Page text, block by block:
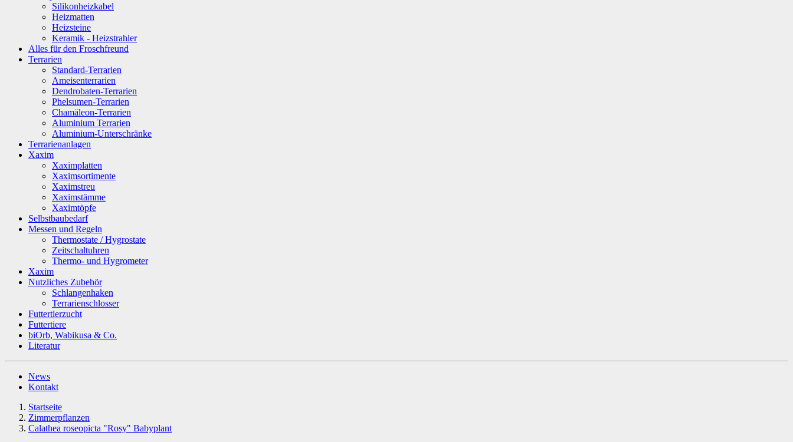
Silikonheizkabel
Heizmatten
Heizsteine
Keramik - Heizstrahler
Alles für den Froschfreund
Terrarien
Standard-Terrarien
Ameisenterrarien
Dendrobaten-Terrarien
Phelsumen-Terrarien
Chamäleon-Terrarien
Aluminium Terrarien
Aluminium-Unterschränke
Terrarienanlagen
Xaxim
Xaximplatten
Xaximsortimente
Xaximstreu
Xaximstämme
Xaximtöpfe
Selbstbaubedarf
Messen und Regeln
Thermostate / Hygrostate
Zeitschaltuhren
Thermo- und Hygrometer
Xaxim
Nutzliches Zubehör
Schlangenhaken
Terrarienschlosser
Futtertierzucht
Futtertiere
biOrb, Wabikusa & Co.
Literatur
News
Kontakt
Startseite
Zimmerpflanzen
Calathea roseopicta "Rosy" Babyplant